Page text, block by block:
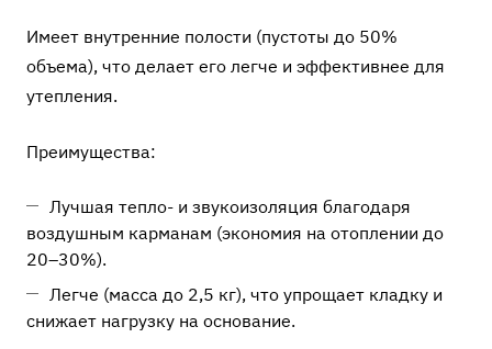
Имеет внутренние полости (пустоты до 50%
объема), что делает его легче и эффективнее для
утепления.
Преимущества:
Лучшая тепло- и звукоизоляция благодаря
воздушным карманам (экономия на отоплении до
20–30%).
Легче (масса до 2,5 кг), что упрощает кладку и
снижает нагрузку на основание.